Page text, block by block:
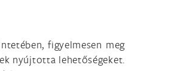
figyelmesen meg
nyújtotta lehetőségeket.